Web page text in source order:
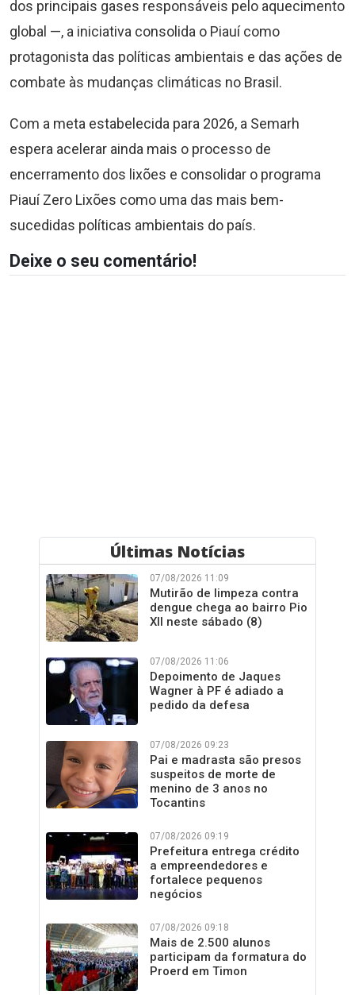
dos principais gases responsáveis pelo aquecimento
global —, a iniciativa consolida o Piauí como
protagonista das políticas ambientais e das ações de
combate às mudanças climáticas no Brasil.
Com a meta estabelecida para 2026, a Semarh
espera acelerar ainda mais o processo de
encerramento dos lixões e consolidar o programa
Piauí Zero Lixões como uma das mais bem-
sucedidas políticas ambientais do país.
Deixe o seu comentário!
Últimas Notícias
07/08/2026 11:09
Mutirão de limpeza contra
dengue chega ao bairro Pio
XII neste sábado (8)
07/08/2026 11:06
Depoimento de Jaques
Wagner à PF é adiado a
pedido da defesa
07/08/2026 09:23
Pai e madrasta são presos
suspeitos de morte de
menino de 3 anos no
Tocantins
07/08/2026 09:19
Prefeitura entrega crédito
a empreendedores e
fortalece pequenos
negócios
07/08/2026 09:18
Mais de 2.500 alunos
participam da formatura do
Proerd em Timon